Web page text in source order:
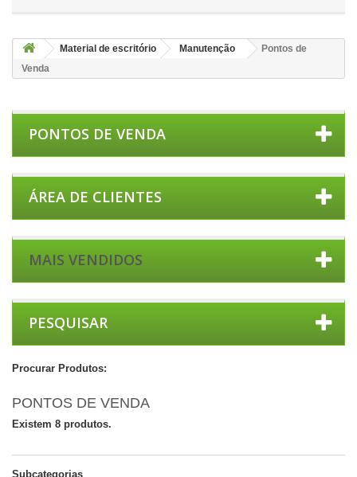
Material de escritório Manutenção
Pontos de
Venda
PONTOS DE VENDA
ÁREA DE CLIENTES
MAIS VENDIDOS
PESQUISAR
Procurar Produtos:
PONTOS DE VENDA
Existem 8 produtos.
Subcategorias